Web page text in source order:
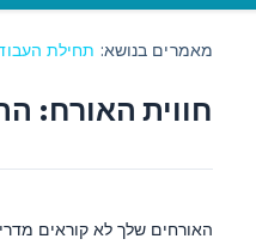
מאמרים בנושא: תחילת
חווית האורח:
האורחים שלך לא קוראים